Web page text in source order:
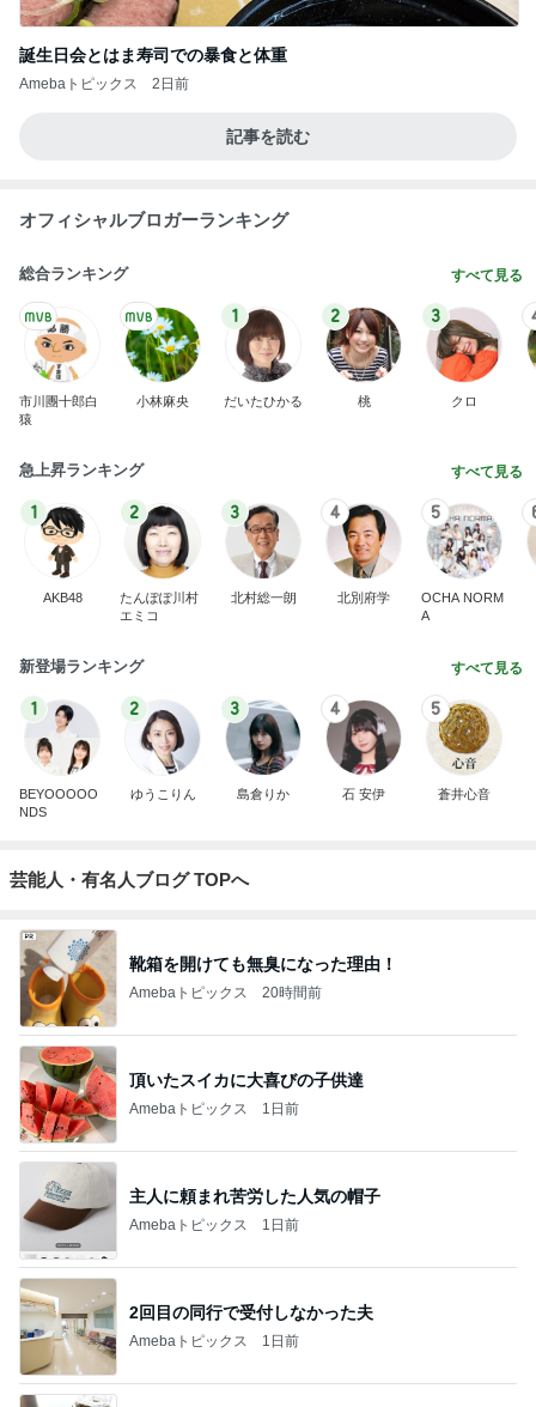
誕生日会とはま寿司での暴食と体重
Amebaトピックス 2日前
記事を読む
オフィシャルブロガーランキング
総合ランキング すべて見る
市川團十郎白
猿
小林麻央
1
だいたひかる
2
桃
3
クロ
急上昇ランキング すべて見る
1
AKB48
2
たんぽぽ川村
エミコ
3
北村総一朗
4
北別府学
5
OCHA NORM
A
新登場ランキング すべて見る
1
BEYOOOOO
NDS
2
ゆうこりん
3
島倉りか
4
石 安伊
5
蒼井心音
芸能人・有名人ブログ TOPへ
靴箱を開けても無臭になった理由！
Amebaトピックス 20時間前
頂いたスイカに大喜びの子供達
Amebaトピックス 1日前
主人に頼まれ苦労した人気の帽子
Amebaトピックス 1日前
2回目の同行で受付しなかった夫
Amebaトピックス 1日前